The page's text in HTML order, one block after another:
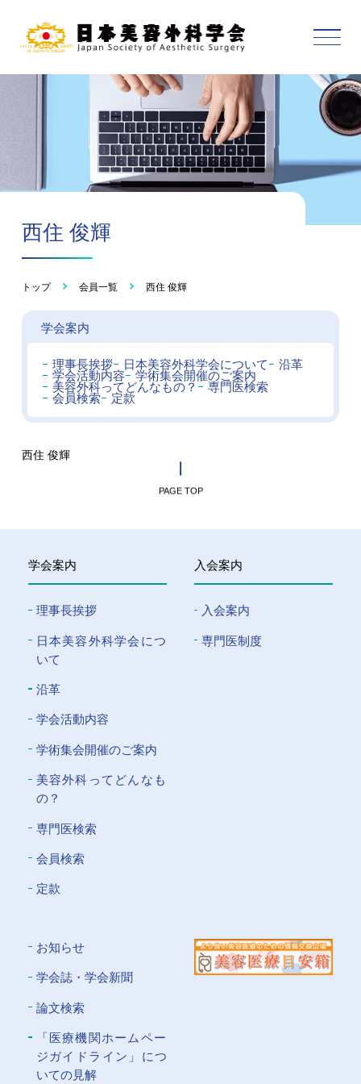
西住 俊輝
トップ 会員一覧 西住 俊輝
学会案内
理事長挨拶 日本美容外科学会について
沿革
学会活動内容
学術集会開催のご案内
美容外科ってどんなもの？
専門医検索
会員検索
定款
西住 俊輝
PAGE TOP
学会案内
理事長挨拶
⽇本美容外科学会につ
いて
沿革
学会活動内容
学術集会開催のご案内
美容外科ってどんなも
の？
専門医検索
会員検索
定款
入会案内
入会案内
専門医制度
お知らせ
学会誌・学会新聞
論文検索
「医療機関ホームペー
ジガイドライン」につ
いての⾒解